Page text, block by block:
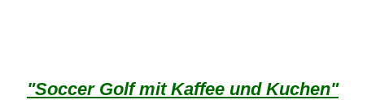
"Soccer Golf mit Kaffee und Kuchen"